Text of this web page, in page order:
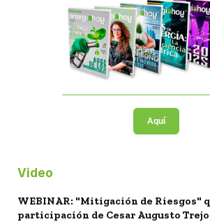
Aquí
Video
WEBINAR: "Mitigación de Riesgos"
participación de Cesar Augusto Trejo